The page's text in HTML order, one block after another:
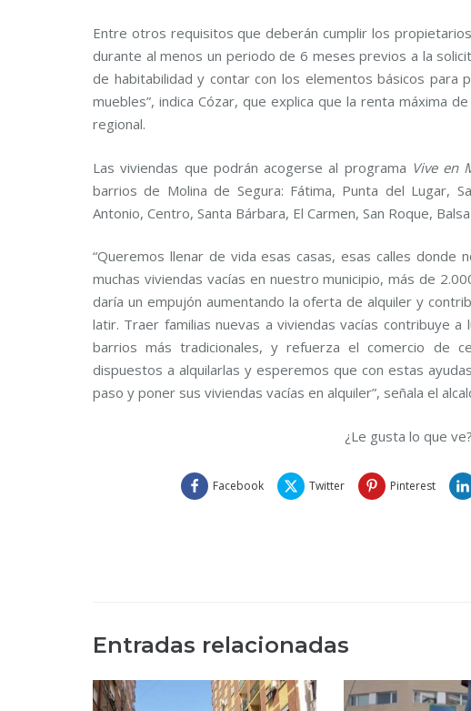
Entre otros requisitos que deberán cumplir los
durante al menos un periodo de 6 meses previos a la
de habitabilidad y contar con los elementos básicos para
muebles”, indica Cózar, que explica que la renta máxima
regional.
Las viviendas que podrán acogerse al programa Vive en
barrios de Molina de Segura: Fátima, Punta del Lugar,
Antonio, Centro, Santa Bárbara, El Carmen, San Roque,
“Queremos llenar de vida esas casas, esas calles donde
muchas viviendas vacías en nuestro municipio, más de
daría un empujón aumentando la oferta de alquiler y
latir. Traer familias nuevas a viviendas vacías contribuye
barrios más tradicionales, y refuerza el comercio de
dispuestos a alquilarlas y esperemos que con estas
paso y poner sus viviendas vacías en alquiler”, señala el
¿Le gusta lo que ve?
Facebook Twitter Pinterest
Entradas relacionadas